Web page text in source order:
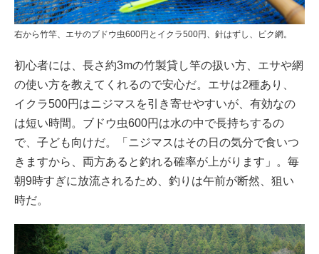
右から竹竿、エサのブドウ虫600円とイクラ500円、針はずし、ビク網。
初心者には、長さ約3mの竹製貸し竿の扱い方、エサや網
の使い方を教えてくれるので安心だ。エサは2種あり、
イクラ500円はニジマスを引き寄せやすいが、有効なの
は短い時間。ブドウ虫600円は水の中で長持ちするの
で、子ども向けだ。「ニジマスはその日の気分で食いつ
きますから、両方あると釣れる確率が上がります」。毎
朝9時すぎに放流されるため、釣りは午前が断然、狙い
時だ。